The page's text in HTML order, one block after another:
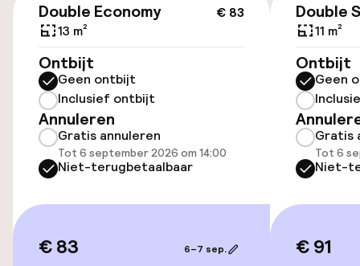
Lift
Entertainment
Gratis wifi
Beleid
Overal rookvrij
€ 83
Double Economy
13 m²
Ontbijt
Geen ontbijt
Inclusief ontbijt
Annuleren
Gratis annuleren
Tot 6 september 2026 om 14:00
Niet-terugbetaalbaar
€ 83 6–7 sep.
Double
11 m²
Ontbijt
Geen
Gratis
Tot 6
Niet-
€ 91